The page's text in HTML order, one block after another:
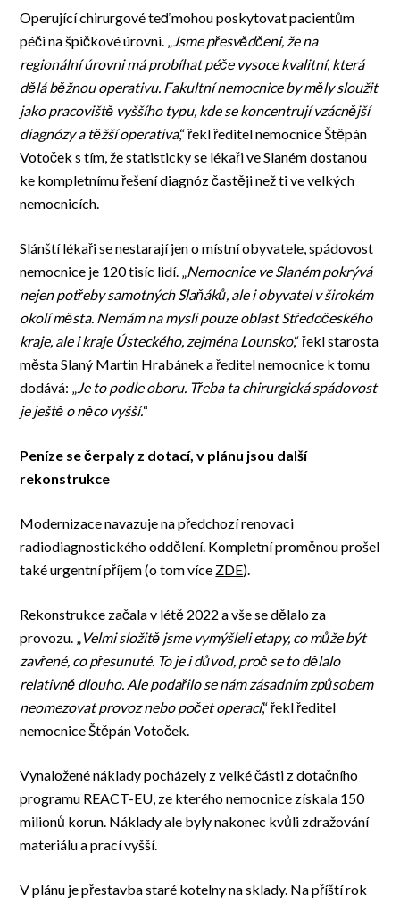
Operující chirurgové teď mohou poskytovat pacientům
péči na špičkové úrovni. „Jsme přesvědčeni, že na
regionální úrovni má probíhat péče vysoce kvalitní, která
dělá běžnou operativu. Fakultní nemocnice by měly sloužit
jako pracoviště vyššího typu, kde se koncentrují vzácnější
diagnózy a těžší operativa,“ řekl ředitel nemocnice Štěpán
Votoček s tím, že statisticky se lékaři ve Slaném dostanou
ke kompletnímu řešení diagnóz častěji než ti ve velkých
nemocnicích.
Slánští lékaři se nestarají jen o místní obyvatele, spádovost
nemocnice je 120 tisíc lidí. „Nemocnice ve Slaném pokrývá
nejen potřeby samotných Slaňáků, ale i obyvatel v širokém
okolí města. Nemám na mysli pouze oblast Středočeského
kraje, ale i kraje Ústeckého, zejména Lounsko,“ řekl starosta
města Slaný Martin Hrabánek a ředitel nemocnice k tomu
dodává: „Je to podle oboru. Třeba ta chirurgická spádovost
je ještě o něco vyšší.“
Peníze se čerpaly z dotací, v plánu jsou další
rekonstrukce
Modernizace navazuje na předchozí renovaci
radiodiagnostického oddělení. Kompletní proměnou prošel
také urgentní příjem (o tom více ZDE).
Rekonstrukce začala v létě 2022 a vše se dělalo za
provozu. „Velmi složitě jsme vymýšleli etapy, co může být
zavřené, co přesunuté. To je i důvod, proč se to dělalo
relativně dlouho. Ale podařilo se nám zásadním způsobem
neomezovat provoz nebo počet operací,“ řekl ředitel
nemocnice Štěpán Votoček.
Vynaložené náklady pocházely z velké části z dotačního
programu REACT-EU, ze kterého nemocnice získala 150
milionů korun. Náklady ale byly nakonec kvůli zdražování
materiálu a prací vyšší.
V plánu je přestavba staré kotelny na sklady. Na příští rok